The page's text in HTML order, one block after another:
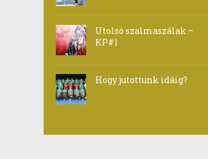
Utolsó szalmaszálak –
KP#1
Hogy jutottunk idáig?